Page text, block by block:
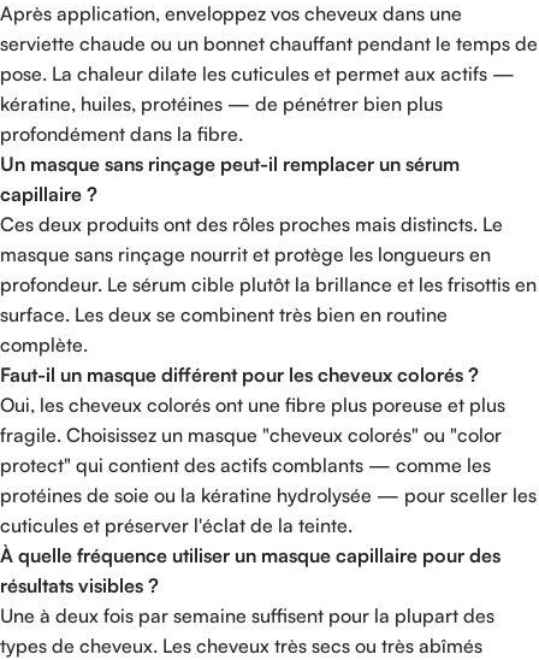
Après application, enveloppez vos cheveux dans une
serviette chaude ou un bonnet chauffant pendant le temps de
pose. La chaleur dilate les cuticules et permet aux actifs —
kératine, huiles, protéines — de pénétrer bien plus
profondément dans la fibre.
Un masque sans rinçage peut-il remplacer un sérum
capillaire ?
Ces deux produits ont des rôles proches mais distincts. Le
masque sans rinçage nourrit et protège les longueurs en
profondeur. Le sérum cible plutôt la brillance et les frisottis en
surface. Les deux se combinent très bien en routine
complète.
Faut-il un masque différent pour les cheveux colorés ?
Oui, les cheveux colorés ont une fibre plus poreuse et plus
fragile. Choisissez un masque "cheveux colorés" ou "color
protect" qui contient des actifs comblants — comme les
protéines de soie ou la kératine hydrolysée — pour sceller les
cuticules et préserver l'éclat de la teinte.
À quelle fréquence utiliser un masque capillaire pour des
résultats visibles ?
Une à deux fois par semaine suffisent pour la plupart des
types de cheveux. Les cheveux très secs ou très abîmés